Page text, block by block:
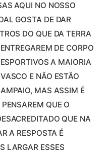
AQUI NO NOSSO
GOSTA DE DAR
DO QUE DA TERRA
DE CORPO
A MAIORIA
E NÃO ESTÃO
MAS ASSIM É
QUE O
QUE NA
A RESPOSTA É
LARGAR ESSES